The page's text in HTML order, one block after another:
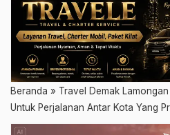
Beranda » Travel Demak
Untuk Perjalanan Antar Kota Yang